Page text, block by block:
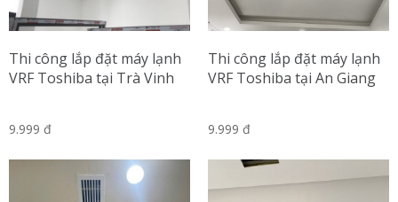
Thi công lắp đặt máy lạnh
VRF Toshiba tại Trà Vinh
9.999 đ
Thi công lắp đặt máy lạnh
VRF Toshiba tại An Giang
9.999 đ